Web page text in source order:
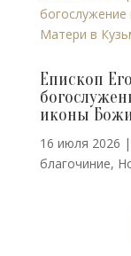
Епископ
иконы
16 июля 2026 |
благочиние,